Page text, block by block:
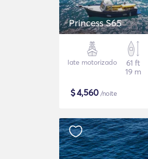
Princess S65
Iate motorizado
61 ft
19 m
$4,560 /noite